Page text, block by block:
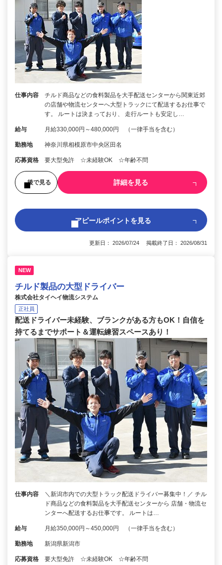
仕事内容
チルド商品などの食料製品を大手配送センターから関東近郊
の店舗や物流センターへ大型トラックにて配送するお仕事で
す。 ルートは決まっており、 走行ルートも安定し…
給与 月給330,000円～480,000円 （一律手当を含む）
勤務地 神奈川県相模原市中央区田名
応募資格 要大型免許 ☆未経験OK ☆年齢不問
後で見る 詳細を見る
アピールポイントを見る
更新日： 2026/07/24 掲載終了日： 2026/08/31
NEW
チルド製品の大型ドライバー
株式会社タイヘイ物流システム
正社員
配送ドライバー未経験、ブランクがある方もOK！自信を
持てるまでサポート＆運転練習スペースあり！
仕事内容
＼新潟市内での大型トラック配送ドライバー募集中！／ チル
ド商品などの食料製品を大手配送センターから 店舗・物流セ
ンターへ配送するお仕事です。 ルートは…
給与 月給350,000円～450,000円 （一律手当を含む）
勤務地 新潟県新潟市
応募資格 要大型免許 ☆未経験OK ☆年齢不問